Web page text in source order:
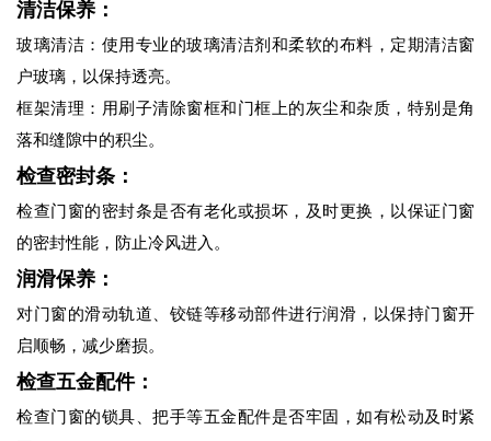
清洁保养：
玻璃清洁：使用专业的玻璃清洁剂和柔软的布料，定期清洁窗
户玻璃，以保持透亮。
框架清理：用刷子清除窗框和门框上的灰尘和杂质，特别是角
落和缝隙中的积尘。
检查密封条：
检查门窗的密封条是否有老化或损坏，及时更换，以保证门窗
的密封性能，防止冷风进入。
润滑保养：
对门窗的滑动轨道、铰链等移动部件进行润滑，以保持门窗开
启顺畅，减少磨损。
检查五金配件：
检查门窗的锁具、把手等五金配件是否牢固，如有松动及时紧